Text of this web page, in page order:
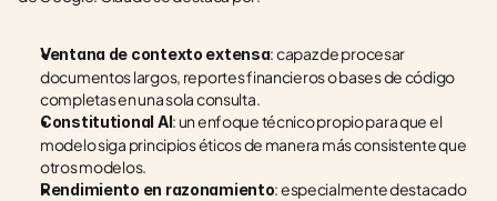
Ventana de contexto extensa: capaz de procesar
documentos largos, reportes financieros o bases de código
completas en una sola consulta.
Constitutional AI: un enfoque técnico propio para que el
modelo siga principios éticos de manera más consistente que
otros modelos.
Rendimiento en razonamiento: especialmente destacado